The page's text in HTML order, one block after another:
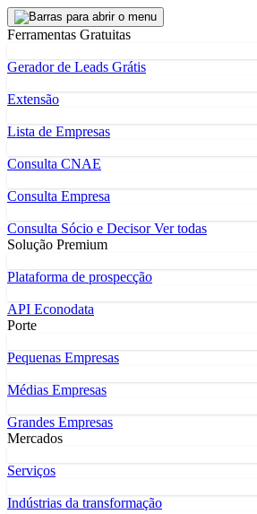
Ferramentas Gratuitas
Gerador de Leads Grátis
Extensão
Lista de Empresas
Consulta CNAE
Consulta Empresa
Consulta Sócio e DecisorVer todas
Solução Premium
Plataforma de prospecção
API Econodata
Porte
Pequenas Empresas
Médias Empresas
Grandes Empresas
Mercados
Serviços
Indústrias da transformação